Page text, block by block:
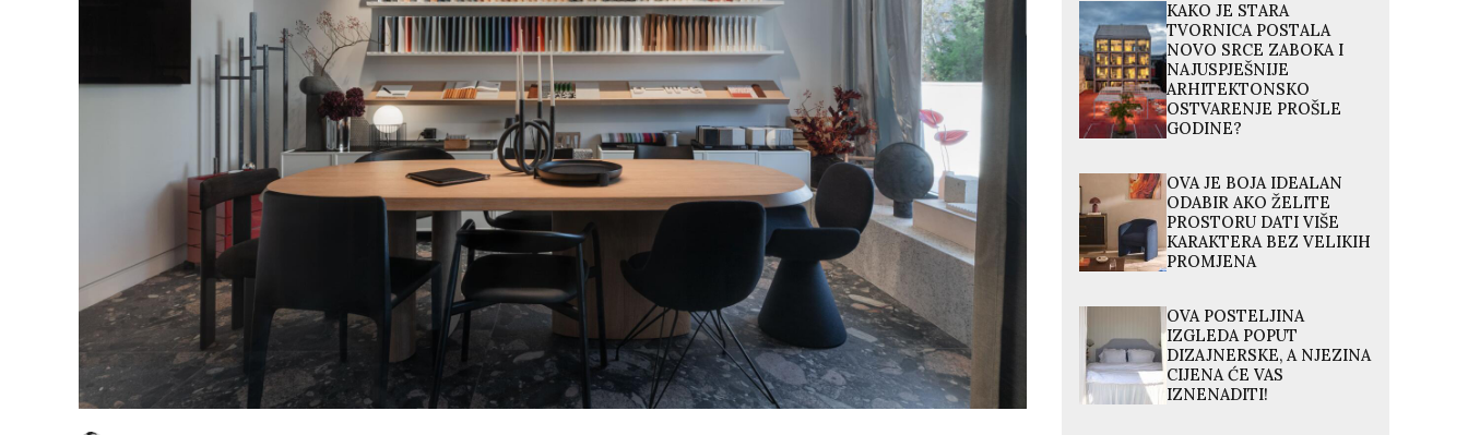
KAKO JE STARA
TVORNICA POSTALA
NOVO SRCE ZABOKA I
NAJUSPJEŠNIJE
ARHITEKTONSKO
OSTVARENJE PROŠLE
GODINE?
OVA JE BOJA IDEALAN
ODABIR AKO ŽELITE
PROSTORU DATI VIŠE
KARAKTERA BEZ VELIKIH
PROMJENA
OVA POSTELJINA
IZGLEDA POPUT
DIZAJNERSKE, A NJEZINA
CIJENA ĆE VAS
IZNENADITI!